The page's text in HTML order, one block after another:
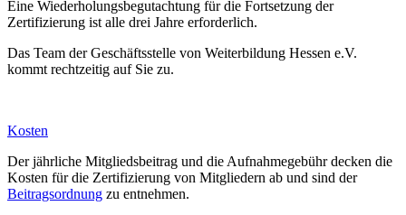
Eine Wiederholungsbegutachtung für die Fortsetzung der
Zertifizierung ist alle drei Jahre erforderlich.
Das Team der Geschäftsstelle von Weiterbildung Hessen e.V.
kommt rechtzeitig auf Sie zu.
Kosten
Der jährliche Mitgliedsbeitrag und die Aufnahmegebühr decken die
Kosten für die Zertifizierung von Mitgliedern ab und sind der
Beitragsordnung zu entnehmen.